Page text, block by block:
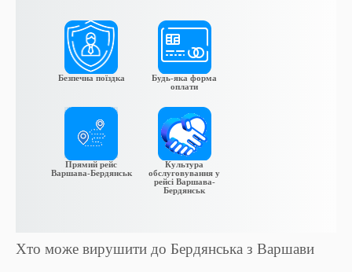
Безпечна поїздка
Будь-яка форма
оплати
Прямий рейс
Варшава-Бердянськ
Культура
обслуговування у
рейсі Варшава-
Бердянськ
Хто може вирушити до Бердянська з Варшави